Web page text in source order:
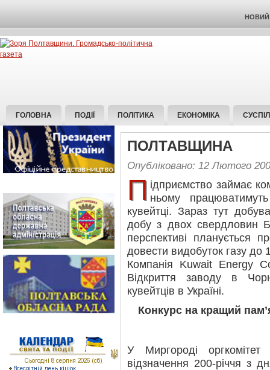
НОВИЙ
ГОЛОВНА ПОДІЇ ПОЛІТИКА ЕКОНОМІКА
ПОЛТАВЩИНА
Опубліковано: 12 Лютого
П ідприємство займає
ньому
кувейтці. Зараз тут
добу з двох свердловин
перспективі планується
довести видобуток газу до
Компанія Kuwait Energy
Відкриття заводу в
кувейтців в Україні.
Конкурс на кращий
У Миргороді оргкомітет
відзначення 200-річчя з